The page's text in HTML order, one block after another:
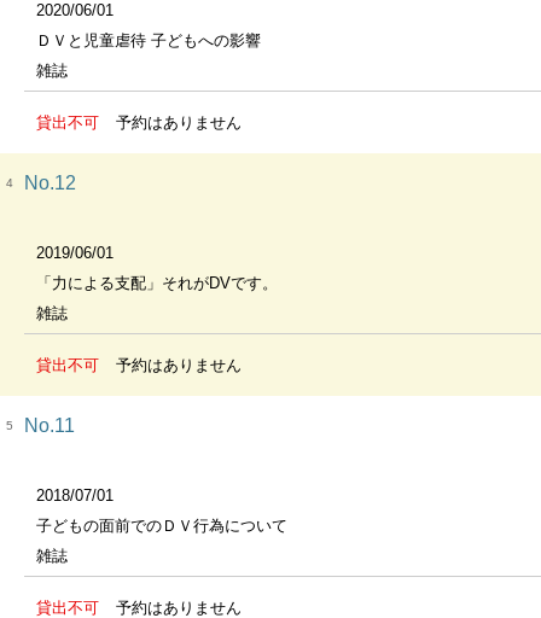
2020/06/01
ＤＶと児童虐待 子どもへの影響
雑誌
貸出不可 予約はありません
4 No.12
2019/06/01
「力による支配」それがDVです。
雑誌
貸出不可 予約はありません
5 No.11
2018/07/01
子どもの面前でのＤＶ行為について
雑誌
貸出不可 予約はありません